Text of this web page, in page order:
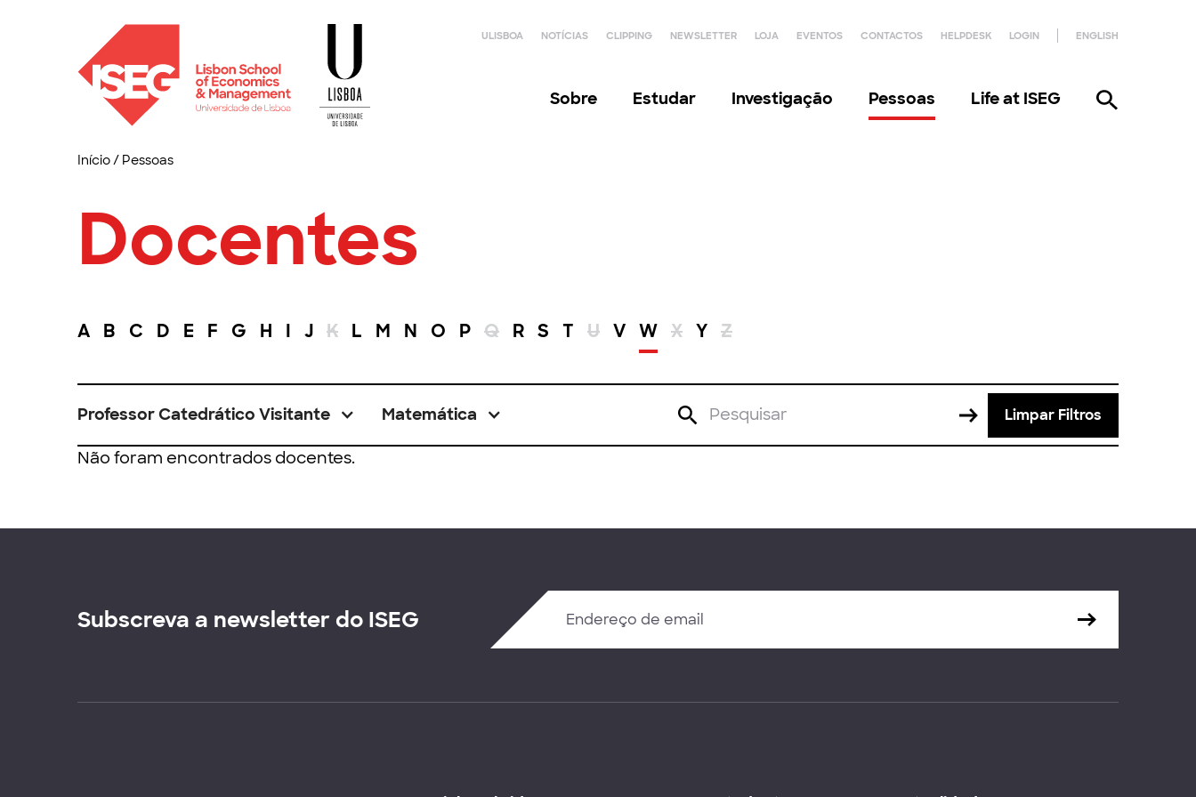
ULISBOA NOTÍCIAS CLIPPING NEWSLETTER LOJA EVENTOS CONTACTOS HELPDESK LOGIN ENGLISH
Sobre Estudar Investigação Pessoas Life at ISEG
Início/ Pessoas
Docentes
A B C D E F G H I J K L M N O P Q R S T U V W X Y Z
Professor Catedrático Visitante Matemática Limpar Filtros
Não foram encontrados docentes.
Subscreva a newsletter do ISEG